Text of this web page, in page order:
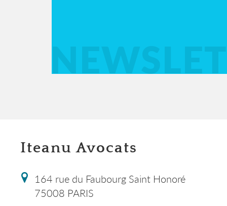
Iteanu Avocats
164 rue du Faubourg Saint Honoré
75008 PARIS